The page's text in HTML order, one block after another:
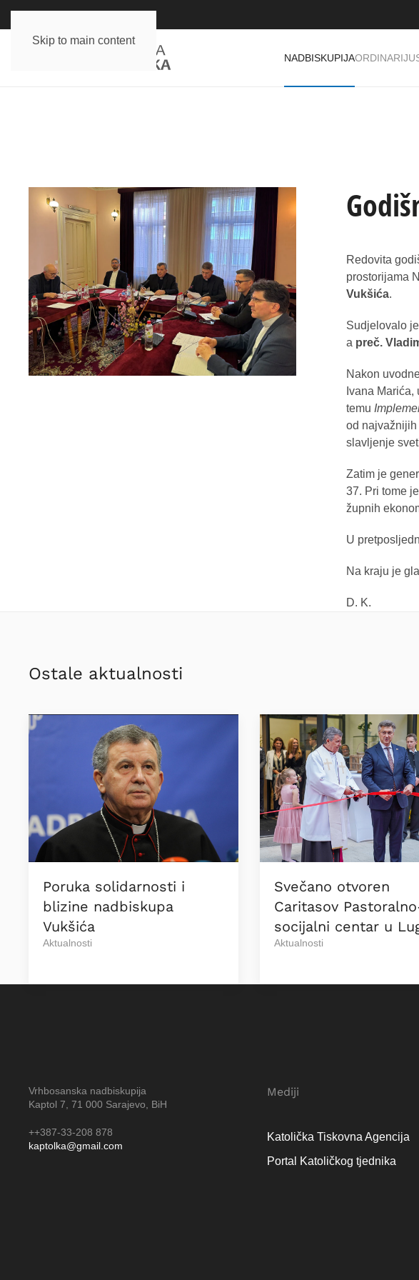
Skip to main content
NADBISKUPIJAORDINARIJ
Redovita
prostorijama
Vukšića.
Sudjelovalo
a preč.
Nakon
Ivana
temu
od
slavljenje
Zatim je
37. Pri tome
župnih
U
Na kraju je
D. K.
Ostale aktualnosti
Poruka solidarnosti i
blizine nadbiskupa
Vukšića
Aktualnosti
Svečano otvoren
Caritasov
socijalni centar u
Aktualnosti
Vrhbosanska nadbiskupija
Kaptol 7, 71 000 Sarajevo, BiH
++387-33-208 878
kaptolka@gmail.com
Mediji
Katolička Tiskovna Agencija
Portal Katoličkog tjednika